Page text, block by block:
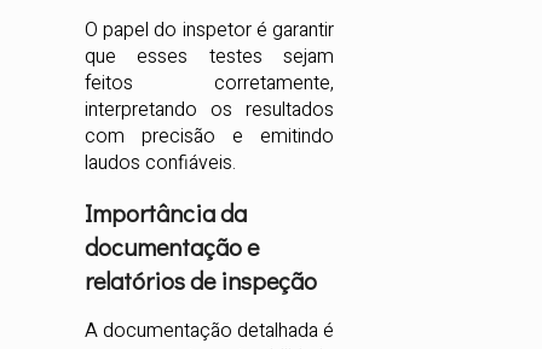
O papel do inspetor é garantir
que esses testes sejam
feitos corretamente,
interpretando os resultados
com precisão e emitindo
laudos confiáveis.
Importância da
documentação e
relatórios de inspeção
A documentação detalhada é